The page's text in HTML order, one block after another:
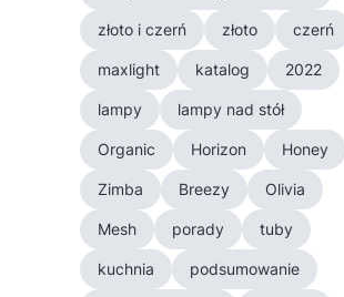
złoto i czerń złoto czerń
maxlight katalog 2022
lampy lampy nad stół
Organic Horizon Honey
Zimba Breezy Olivia
Mesh porady tuby
kuchnia podsumowanie